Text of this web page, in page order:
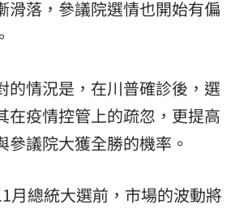
滑落，參議院選情也開始有偏
的情況是，在川普確診後，選
在疫情控管上的疏忽，更提高
參議院大獲全勝的機率。
月總統大選前，市場的波動將